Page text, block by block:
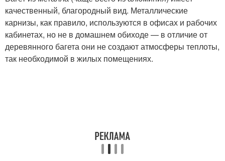
качественный, благородный вид. Металлические
карнизы, как правило, используются в офисах и рабочих
кабинетах, но не в домашнем обиходе — в отличие от
деревянного багета они не создают атмосферы теплоты,
так необходимой в жилых помещениях.